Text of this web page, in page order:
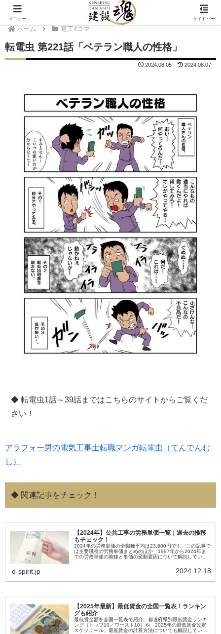
ホーム 電工4コマ
転電虫 第221話「ベテラン職人の性格」
2024.08.05 2024.08.07
◆ 転電虫1話～39話まではこちらのサイトからご覧くだ
さい！
アラフォー男の電気工事士転職マンガ転電虫（てんでんむ
し）
◆ 関連記事をチェック！
【2024年】公共工事の労務単価一覧｜過去の推移
もチェック！
2024年の労務単価の全職種平均は23,600円です。この記事で
は主要職種の労務単価まとめのほか、1997年から2024年ま
での労務単価の推移と単価の変動要因について解説していま
d-spirit.jp 2024.12.18
【2025年最新】最低賃金の全国一覧表！ランキン
グも紹介
最低賃金額を全国一覧表で紹介。都道府県別最低賃金ランキ
ング（トップ10／ワースト10）や、2025年の最低賃金改定
スケジュール、最低賃金の計算方法についても解説していま
メニュー サイドバー